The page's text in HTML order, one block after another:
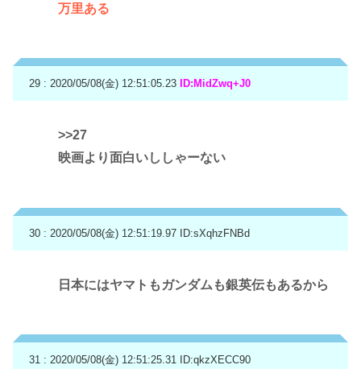
万里ある
29 : 2020/05/08(金) 12:51:05.23 ID:MidZwq+J0
>>27
映画より面白いししゃーない
30 : 2020/05/08(金) 12:51:19.97 ID:sXqhzFNBd
日本にはヤマトもガンダムも銀英伝もあるから
31 : 2020/05/08(金) 12:51:25.31 ID:qkzXECC90